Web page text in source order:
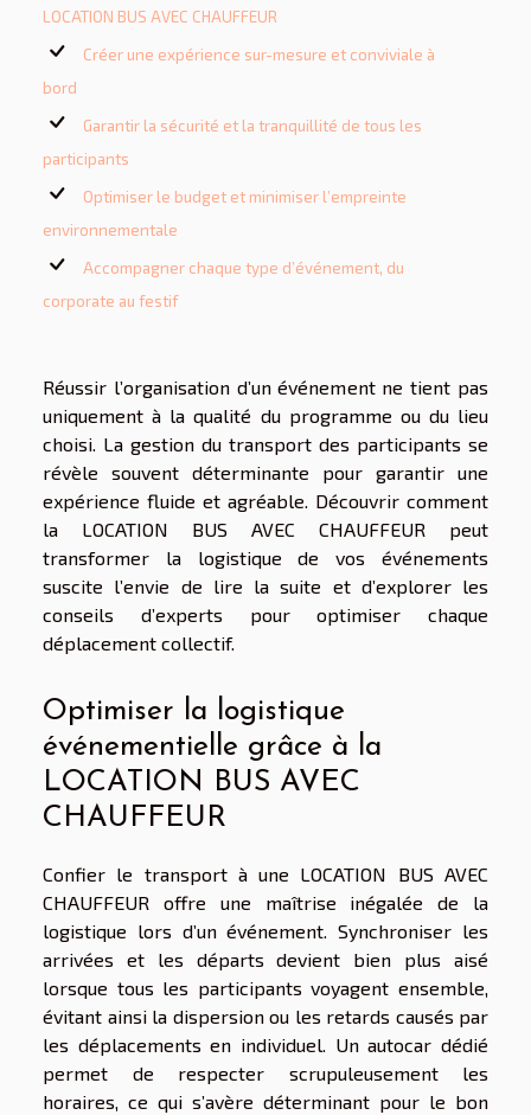
LOCATION BUS AVEC CHAUFFEUR
Créer une expérience sur-mesure et conviviale à
bord
Garantir la sécurité et la tranquillité de tous les
participants
Optimiser le budget et minimiser l’empreinte
environnementale
Accompagner chaque type d’événement, du
corporate au festif
Réussir l’organisation d’un événement ne tient pas
uniquement à la qualité du programme ou du lieu
choisi. La gestion du transport des participants se
révèle souvent déterminante pour garantir une
expérience fluide et agréable. Découvrir comment
la LOCATION BUS AVEC CHAUFFEUR peut
transformer la logistique de vos événements
suscite l’envie de lire la suite et d’explorer les
conseils d’experts pour optimiser chaque
déplacement collectif.
Optimiser la logistique
événementielle grâce à la
LOCATION BUS AVEC
CHAUFFEUR
Confier le transport à une LOCATION BUS AVEC
CHAUFFEUR offre une maîtrise inégalée de la
logistique lors d’un événement. Synchroniser les
arrivées et les départs devient bien plus aisé
lorsque tous les participants voyagent ensemble,
évitant ainsi la dispersion ou les retards causés par
les déplacements en individuel. Un autocar dédié
permet de respecter scrupuleusement les
horaires, ce qui s’avère déterminant pour le bon